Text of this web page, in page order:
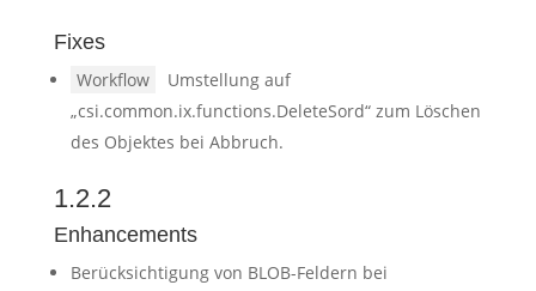
Fixes
Workflow
Umstellung auf
„csi.common.ix.functions.DeleteSord“ zum Löschen
des Objektes bei Abbruch.
1.2.2
Enhancements
Berücksichtigung von BLOB-Feldern bei